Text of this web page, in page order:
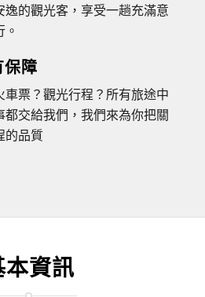
逸的觀光客，享受一趟充滿意
。
保障
車票？觀光行程？所有旅途中
都交給我們，我們來為你把關
的品質
本資訊